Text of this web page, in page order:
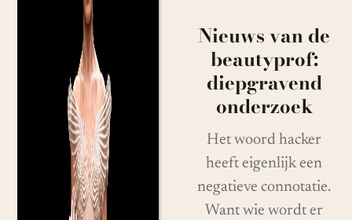
Nieuws van de
beautyprof:
diepgravend
onderzoek
Het woord hacker
heeft eigenlijk een
negatieve connotatie.
Want wie wordt er